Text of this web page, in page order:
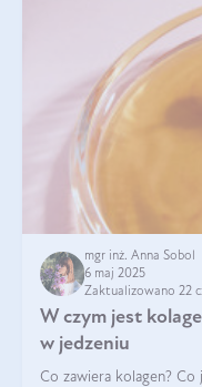
mgr inż. Anna Sobol
6 maj 2025
Zaktualizowano 22
W czym jest
w jedzeniu
Co zawiera kolagen?